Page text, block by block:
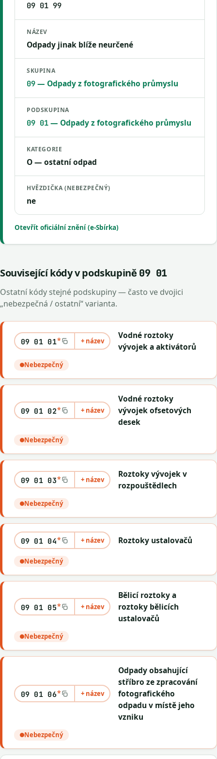
09 01 99
NÁZEV
Odpady jinak blíže neurčené
SKUPINA
09— Odpady z fotografického průmyslu
PODSKUPINA
09 01— Odpady z fotografického průmyslu
KATEGORIE
O — ostatní odpad
HVĚZDIČKA (NEBEZPEČNÝ)
ne
Otevřít oficiální znění (e-Sbírka)
Související kódy v podskupině 09 01
Ostatní kódy stejné podskupiny — často ve dvojici
„nebezpečná / ostatní“ varianta.
09 01 01* + název
Vodné roztoky
vývojek a aktivátorů
Nebezpečný
09 01 02* + název
Vodné roztoky
vývojek ofsetových
desek
Nebezpečný
09 01 03* + název
Roztoky vývojek v
rozpouštědlech
Nebezpečný
09 01 04* + název Roztoky ustalovačů
Nebezpečný
09 01 05* + název
Bělicí roztoky a
roztoky bělicích
ustalovačů
Nebezpečný
09 01 06* + název
Odpady obsahující
stříbro ze zpracování
fotografického
odpadu v místě jeho
vzniku
Nebezpečný